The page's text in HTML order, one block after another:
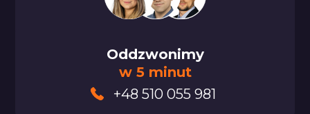
Oddzwonimy
w 5 minut
+48 510 055 981